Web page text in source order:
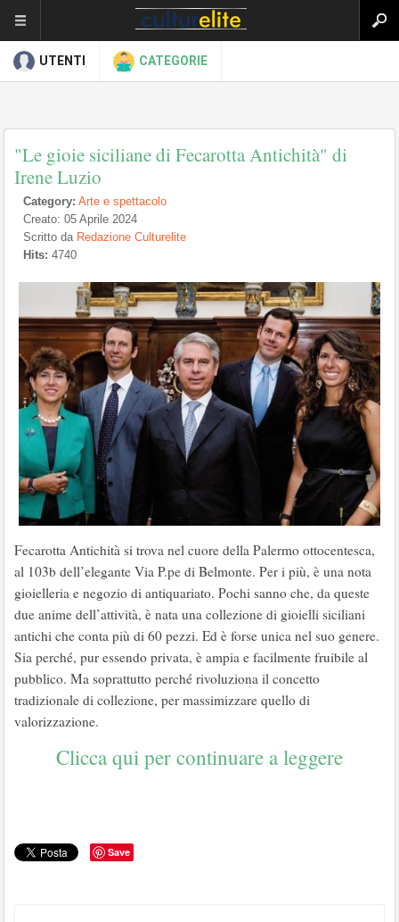
UTENTI CATEGORIE
"Le gioie siciliane di Fecarotta Antichità" di
Irene Luzio
Category: Arte e spettacolo
Creato: 05 Aprile 2024
Scritto da Redazione Culturelite
Hits: 4740
Fecarotta Antichità si trova nel cuore della Palermo ottocentesca,
al 103b dell’elegante Via P.pe di Belmonte. Per i più, è una nota
gioielleria e negozio di antiquariato. Pochi sanno che, da queste
due anime dell’attività, è nata una collezione di gioielli siciliani
antichi che conta più di 60 pezzi. Ed è forse unica nel suo genere.
Sia perché, pur essendo privata, è ampia e facilmente fruibile al
pubblico. Ma soprattutto perché rivoluziona il concetto
tradizionale di collezione, per massimizzare quello di
valorizzazione.
Clicca qui per continuare a leggere
Save